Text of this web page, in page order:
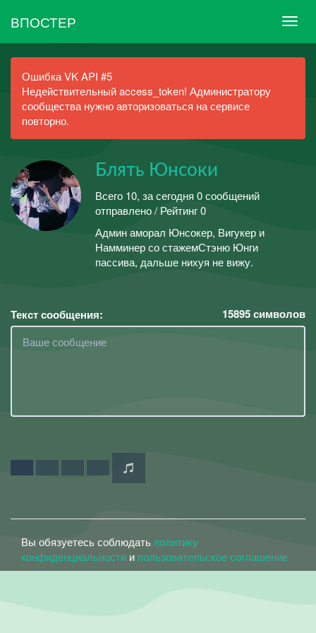
ВПОСТЕР
Ошибка VK API #5
Недействительный access_token! Администратору
сообщества нужно авторизоваться на сервисе
повторно.
Блять Юнсоки
Всего 10, за сегодня 0 сообщений
отправлено / Рейтинг 0
Админ аморал Юнсокер, Вигукер и
Намминер со стажемСтэню Юнги
пассива, дальше нихуя не вижу.
Текст сообщения: 15895символов
Вы обязуетесь соблюдать политику
конфиденциальности и пользовательское соглашение